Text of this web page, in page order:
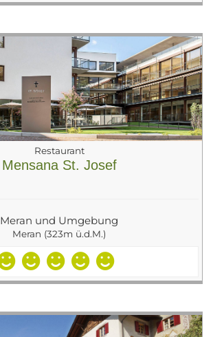
Restaurant
Mensana St. Josef
Meran und Umgebung
Meran (323m ü.d.M.)